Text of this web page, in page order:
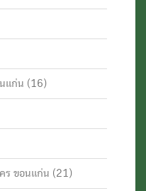
แก่น (16)
ร ขอนแก่น (21)